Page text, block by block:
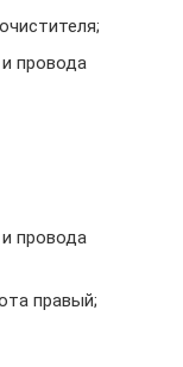
провода
провода
правый;